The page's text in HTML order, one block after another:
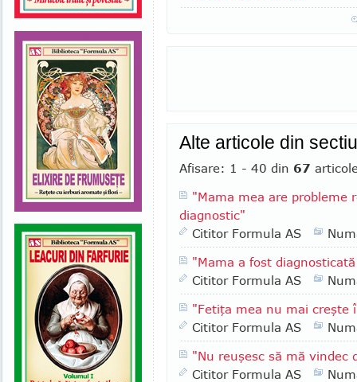
Alte articole din
Afisare: 1 - 40 din 67
"Mama mea are probleme
diagnostic"
Cititor Formula AS
"Mama a fost
Cititor Formula AS
"Fetiţa mea nu mai creşte
Cititor Formula AS
"Nu reuşesc să mă vindec
Cititor Formula AS